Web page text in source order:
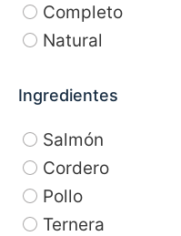
Completo
Natural
Ingredientes
Salmón
Cordero
Pollo
Ternera